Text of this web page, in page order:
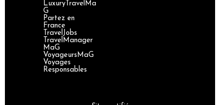
LuxuryTravelMa
G
Partez en
France
TravelJobs
TravelManager
MaG
VoyageursMaG
Voyages
Responsables